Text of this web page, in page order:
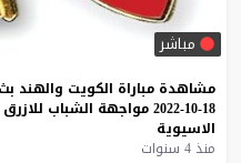
مباشر
مشاهدة مباراة الكويت والهند بث
18-10-2022
مواجهة الشباب للازرق
الاسيوية
منذ 4 سنوات